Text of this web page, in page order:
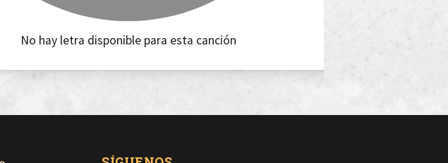
No hay letra disponible para esta canción